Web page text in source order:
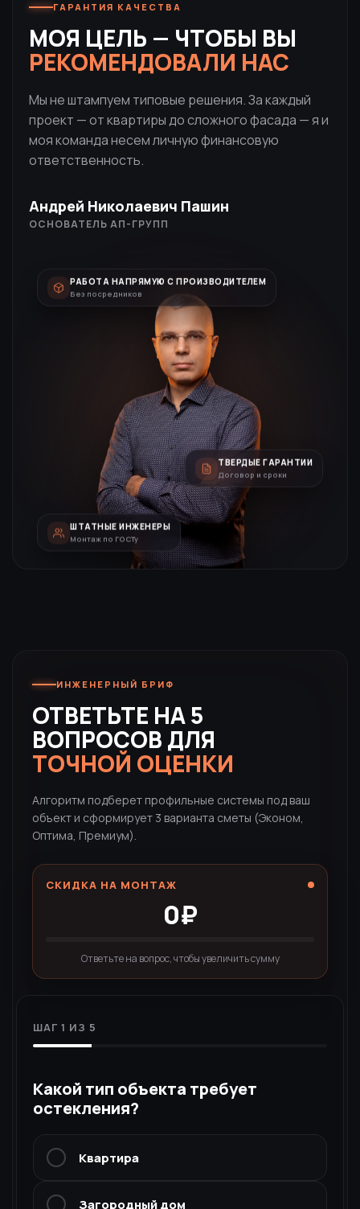
ГАРАНТИЯ КАЧЕСТВА
МОЯ ЦЕЛЬ — ЧТОБЫ ВЫ
РЕКОМЕНДОВАЛИ НАС
Мы не штампуем типовые решения. За каждый
проект — от квартиры до сложного фасада — я и
моя команда несем личную финансовую
ответственность.
Андрей Николаевич Пашин
ОСНОВАТЕЛЬ AП-ГРУПП
РАБОТА НАПРЯМУЮ С ПРОИЗВОДИТЕЛЕМ
Без посредников
ТВЕРДЫЕ ГАРАНТИИ
Договор и сроки
ШТАТНЫЕ ИНЖЕНЕРЫ
Монтаж по ГОСТу
ИНЖЕНЕРНЫЙ БРИФ
ОТВЕТЬТЕ НА 5
ВОПРОСОВ ДЛЯ
ТОЧНОЙ ОЦЕНКИ
Алгоритм подберет профильные системы под ваш
объект и сформирует 3 варианта сметы (Эконом,
Оптима, Премиум).
СКИДКА НА МОНТАЖ
0₽
Ответьте на вопрос, чтобы увеличить сумму
ШАГ 1 ИЗ 5
Какой тип объекта требует
остекления?
Квартира
Загородный дом